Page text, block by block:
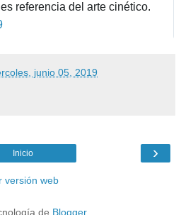
referencia del arte cinético.
junio 05, 2019
›
Inicio
versión web
de Blogger.